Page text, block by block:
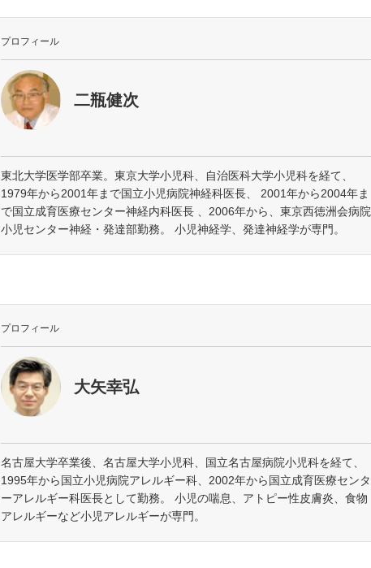
プロフィール
二瓶健次
東北大学医学部卒業。東京大学小児科、自治医科大学小児科を経て、
1979年から2001年まで国立小児病院神経科医長、 2001年から2004年ま
で国立成育医療センター神経内科医長 、2006年から、東京西徳洲会病院
小児センター神経・発達部勤務。 小児神経学、発達神経学が専門。
プロフィール
大矢幸弘
名古屋大学卒業後、名古屋大学小児科、国立名古屋病院小児科を経て、
1995年から国立小児病院アレルギー科、2002年から国立成育医療センタ
ーアレルギー科医長として勤務。 小児の喘息、アトピー性皮膚炎、食物
アレルギーなど小児アレルギーが専門。